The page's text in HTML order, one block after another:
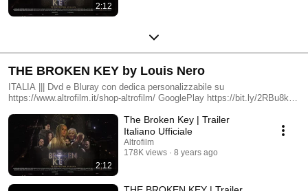
2:12
THE BROKEN KEY by Louis Nero
ITALIA ||| Dvd e Bluray con dedica personalizzabile su
https://www.altrofilm.it/shop-altrofilm/ GooglePlay https://bit.ly/2RBu8kc
http://www.skydigient.com -------------------------------------------------------------------
------------------------------- Eventi:
https://www.facebook.com/pg/laltrofilmproduction/events/ CD Colonna
Sonora: http://www.altrofilm.it/prodotto/cd-the-broken-key/ ☥ THE
BROKEN KEY ☥ directed by Louis Nero music by Lamberto Curtoni art
direction Vincenzo Fiorito costumes Agostino Porchietto make up
Vanessa Ferauto hair stylist Marco Todaro Cast: Christopher Lambert,
2:12
The Broken Key | Trailer
Italiano Ufficiale
Altrofilm
178K views
8 years ago